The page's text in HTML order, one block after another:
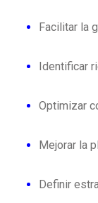
Facilitar la
Identificar
Optimizar
Mejorar la
Definir